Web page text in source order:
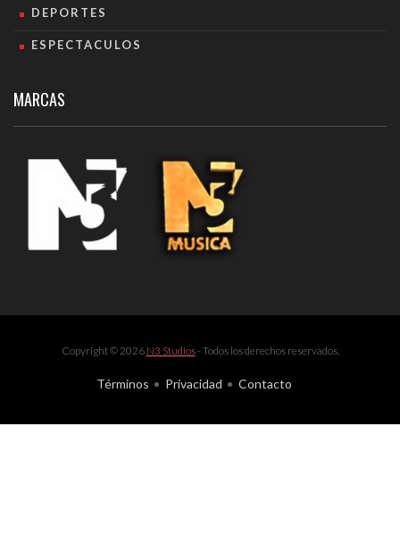
DEPORTES
ESPECTACULOS
MARCAS
Copyright © 2026 N3 Studios- Todos los derechos reservados.
Términos Privacidad Contacto